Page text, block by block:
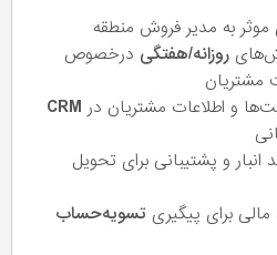
موثر به مدیر فروش منطقه
روزانه/هفتگی درخصوص
و اطلاعات مشتریان در CRM
و پشتیبانی برای تحویل
برای پیگیری تسویه‌حساب